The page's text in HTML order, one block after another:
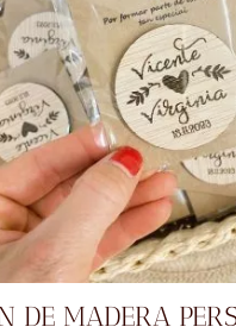
DE MADERA